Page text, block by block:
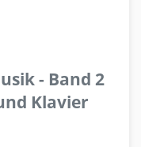
- Band 2
Klavier